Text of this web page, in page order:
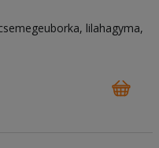
lilahagyma